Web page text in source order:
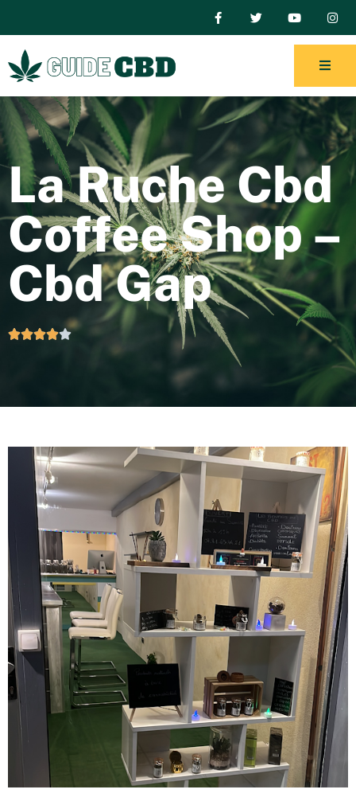
La Ruche Cbd
Coffee Shop –
Cbd Gap
